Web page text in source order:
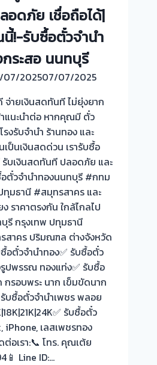
อดภัย เชื่อถือได้|
!-รับซื้อตั๋วจำนำ
ระสอ นนทบุรี
07/202507/07/2025
จ่ายเงินสดทันที ไม่ยุ่งยาก
แนะนำต่อ หากคุณมี ตั๋ว
รงรับจำนำ ร้านทอง และ
เป็นเงินสดด่วน เรารับซื้อ
รับเงินสดทันที ปลอดภัย และ
อตั๋วจำนำทองนนทบุรี #กทม
มธานี #สมุทรสาคร และ
ราคาตรงกัน ใกล้ไกลไป
รี กรุงเทพ ปทุมธานี
สาคร ปริมณฑล ต่างจังหวัด
อตั๋วจำนำทอง✅ รับซื้อตั๋ว
ปพรรณ ทองแท่ง✅ รับซื้อ
กรอบพระ นาก เข็มขัดนาก
บซื้อตั๋วจำนำเพชร พลอย
รับซื้อตั๋ว
iPhone, เลสเพชรทอง
อเรา:📞 โทร. คุณเต้ย
Line ID:…